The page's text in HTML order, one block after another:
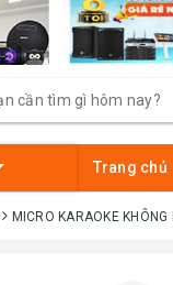
Trang chủ
MICRO KARAOKE